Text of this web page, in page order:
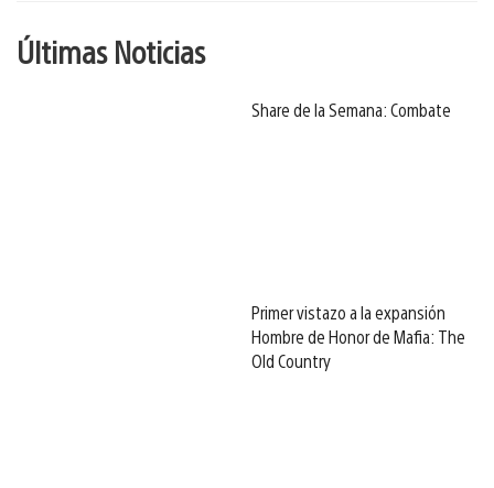
Últimas Noticias
Share de la Semana: Combate
Primer vistazo a la expansión
Hombre de Honor de Mafia: The
Old Country